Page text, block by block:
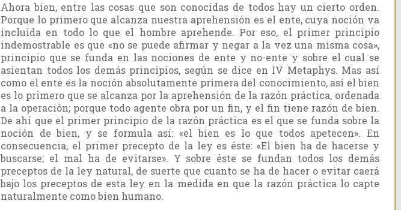
Ahora bien, entre las cosas que son conocidas de todos hay un cierto orden.
Porque lo primero que alcanza nuestra aprehensión es el ente, cuya noción va
incluida en todo lo que el hombre aprehende. Por eso, el primer principio
indemostrable es que «no se puede afirmar y negar a la vez una misma cosa»,
principio que se funda en las nociones de ente y no-ente y sobre el cual se
asientan todos los demás principios, según se dice en IV Metaphys. Mas así
como el ente es la noción absolutamente primera del conocimiento, así el bien
es lo primero que se alcanza por la aprehensión de la razón práctica, ordenada
a la operación; porque todo agente obra por un fin, y el fin tiene razón de bien.
De ahí que el primer principio de la razón práctica es el que se funda sobre la
noción de bien, y se formula así: «el bien es lo que todos apetecen». En
consecuencia, el primer precepto de la ley es éste: «El bien ha de hacerse y
buscarse; el mal ha de evitarse». Y sobre éste se fundan todos los demás
preceptos de la ley natural, de suerte que cuanto se ha de hacer o evitar caerá
bajo los preceptos de esta ley en la medida en que la razón práctica lo capte
naturalmente como bien humano.